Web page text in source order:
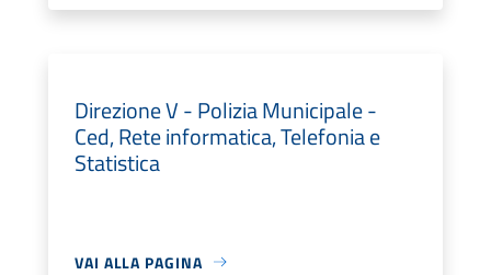
Direzione V - Polizia Municipale -
Ced, Rete informatica, Telefonia e
Statistica
VAI ALLA PAGINA